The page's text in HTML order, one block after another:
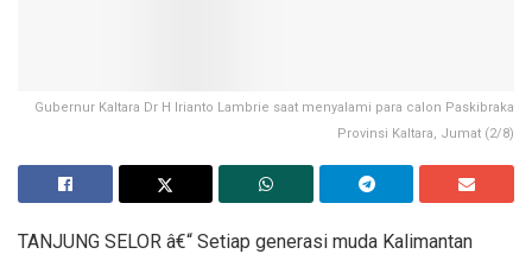
Gubernur Kaltara Dr H Irianto Lambrie saat menyalami para calon Paskibraka
Provinsi Kaltara, Jumat (2/8)
TANJUNG SELOR â€“ Setiap generasi muda Kalimantan